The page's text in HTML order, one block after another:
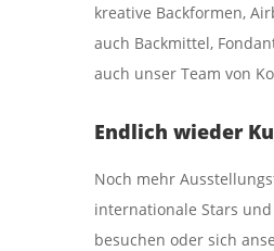
kreative Backformen,
auch Backmittel,
auch unser Team von
Endlich wieder
Noch mehr
internationale Stars
besuchen oder sich